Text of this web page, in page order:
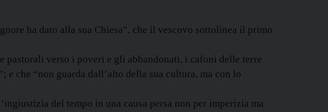
ha dato alla sua Chiesa”, che il vescovo sottolinea il primo
pastorali verso i poveri e gli abbandonati, i cafoni delle terre
e che “non guarda dall’alto della sua cultura, ma con lo
del tempo in una causa persa non per imperizia ma